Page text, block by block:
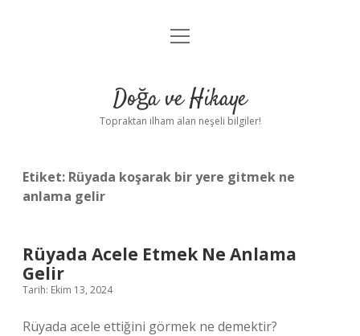
Anasayfa
Yasal Uyarı
menüyü
Doğa ve Hikaye
Topraktan ilham alan neşeli bilgiler!
Etiket: Rüyada koşarak bir yere gitmek ne
anlama gelir
Rüyada Acele Etmek Ne Anlama
Gelir
Tarih: Ekim 13, 2024
Rüyada acele ettiğini görmek ne demektir?